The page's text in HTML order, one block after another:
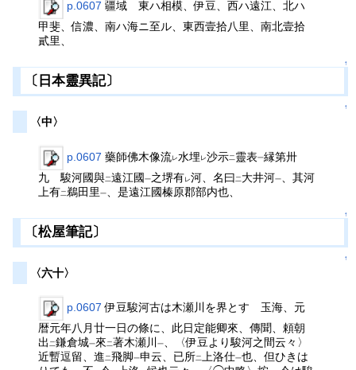
p.0607 疆域 東ハ相模、伊豆、西ハ遠江、北ハ
甲斐、信濃、南ハ海ニ至ル、東西壹拾八里、南北壹拾
貳里、
↑
〔日本靈異記〕
↑
〈中〉
p.0607 藥師佛木像流レ水埋 レ沙示二靈表一縁第卅
九 駿河國與二遠江國一之堺有レ河、名曰 二 大井河一
、其河
上有二 鵜田里一 、是遠江國榛原郡部内也、
↑
〔松屋筆記〕
↑
〈六十〉
p.0607 伊豆駿河古は木瀬川を界とす 玉海、元
暦元年八月廿一日の條に、此日定能卿來、傳聞、頼朝
出二鎌倉城一來二著木瀬川一、〈伊豆より駿河之間云々〉
近暫逗留、進二飛脚一申云、已所二上洛仕一也、但ひきは